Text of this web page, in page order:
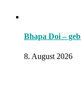
Bhapa Doi –
8. August 2026